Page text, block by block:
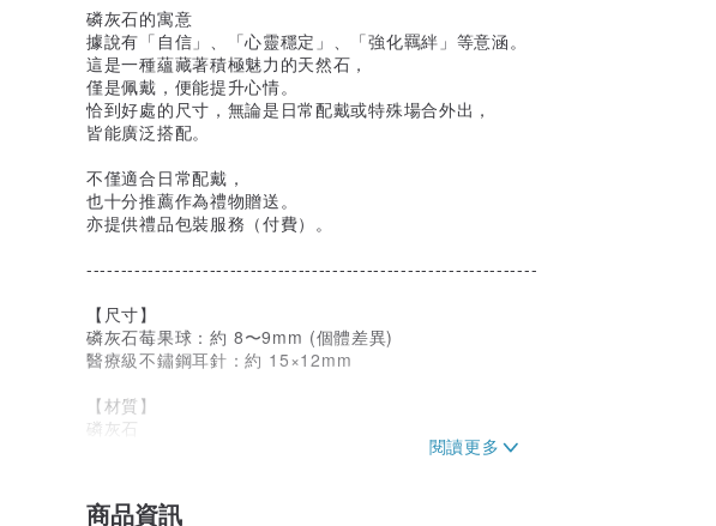
磷灰石的寓意
據說有「自信」、「心靈穩定」、「強化羈絆」等意涵。
這是一種蘊藏著積極魅力的天然石，
僅是佩戴，便能提升心情。
恰到好處的尺寸，無論是日常配戴或特殊場合外出，
皆能廣泛搭配。
不僅適合日常配戴，
也十分推薦作為禮物贈送。
亦提供禮品包裝服務（付費）。
------------------------------------------------------------------
【尺寸】
磷灰石莓果球：約 8〜9mm (個體差異)
醫療級不鏽鋼耳針：約 15×12mm
【材質】
磷灰石
醫療級不鏽鋼耳針：SUS316 / 鍍金 (18K 金電鍍)
商品資訊